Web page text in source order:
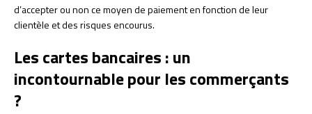
d’accepter ou non ce moyen de paiement en fonction de leur
clientèle et des risques encourus.
Les cartes bancaires : un
incontournable pour les commerçants
?